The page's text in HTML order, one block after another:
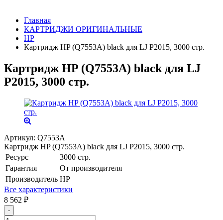
Главная
КАРТРИДЖИ ОРИГИНАЛЬНЫЕ
HP
Картридж HP (Q7553A) black для LJ P2015, 3000 стр.
Картридж HP (Q7553A) black для LJ
P2015, 3000 стр.
Артикул: Q7553A
Картридж HP (Q7553A) black для LJ P2015, 3000 стр.
Ресурс
3000 стр.
Гарантия
От производителя
Производитель HP
Все характеристики
8 562 ₽
-